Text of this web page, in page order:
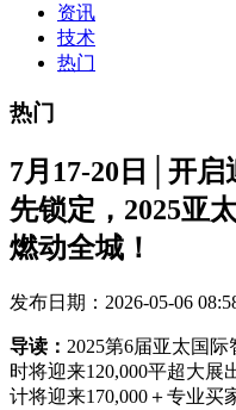
资讯
技术
热门
热门
7月17-20日│开
先锁定，2025亚
燃动全城！
发布日期：2026-05-06
导读： 2025第6届亚太国
时将迎来120,000平超大展
计将迎来170,000＋专业买